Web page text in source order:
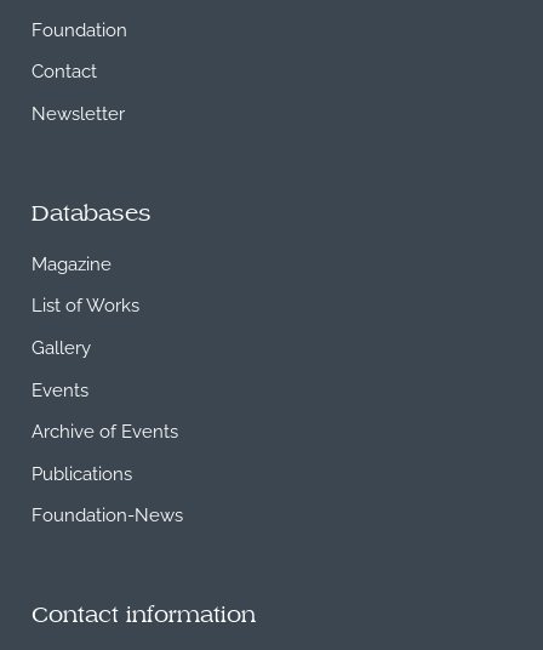
Foundation
Contact
Newsletter
Databases
Magazine
List of Works
Gallery
Events
Archive of Events
Publications
Foundation-News
Contact information